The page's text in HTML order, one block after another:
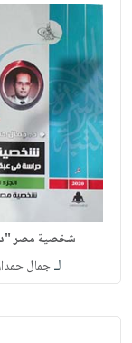
شخصية مصر
لـجمال